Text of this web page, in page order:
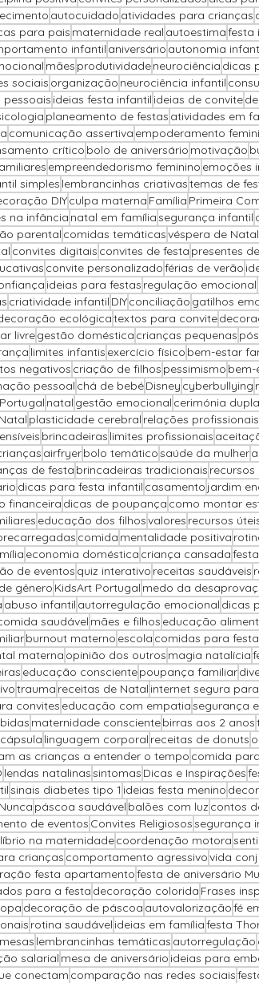
autocuidado atividades para crianças
para pais maternidade real autoestimafesta
infantil aniversário autonomia
mães produtividadeneurociência dicas
sociais organização neurociência infantil
ideias festa infantil ideias de convite
planeamento de festas atividades em
comunicação assertiva empoderamento
crítico bolo de aniversário motivação
empreendedorismo feminino emoções
simples lembrancinhas criativastemas de
DIYculpa materna Família Primeira
na infância natal em famíliasegurança infantil
parental comidas temáticasvéspera de Natal
convites digitais convites de festa presentes
convite personalizadoférias de verão
ideias para festas regulação emocional
criatividade infantil DIYconciliação gatilhos
ecológicatextos para convite
livregestão doméstica crianças pequenas
limites infantis exercício físico bem-estar
negativos criação de filhos pessimismo
pessoal chá de bebéDisney cyberbullying
natal gestão emocional cerimónia dupla
plasticidade cerebral relações profissionais
brincadeiras limites profissionais
airfryerbolo temáticosaúde da mulher
de festa brincadeiras tradicionais
dicas para festa infantil casamento jardim
financeira dicas de poupança como montar
educação dos filhosvalores recursos
comida mentalidade positiva
economia doméstica criança cansada
de eventos quiz interativo receitas saudáveis
gênero KidsArt Portugal medo da
abuso infantil autorregulação emocional dicas
saudável mães e filhos educação
burnout materno escola comidas para festa
materna opinião dos outros magia natalícia
educação conscientepoupança familiar
trauma receitas de Natal internet segura
convites educação com empatiasegurança
maternidade conscientebirras aos 2 anos
linguagem corporal receitas de donuts
as crianças a entender o tempo comida
lendas natalinassintomas Dicas e Inspirações
sinais diabetes tipo 1 ideias festa menino
páscoa saudável balões com luz contos
de eventos Convites Religiosossegurança
na maternidadecoordenação motora
crianças comportamento agressivovida
festa apartamentofesta de aniversário
para a festa decoração colorida Frases
decoração de páscoa autovalorizaçãofé
rotina saudável ideias em famíliafesta
lembrancinhas temáticas autorregulação
salarial mesa de aniversário ideias para
conectam comparação nas redes sociais